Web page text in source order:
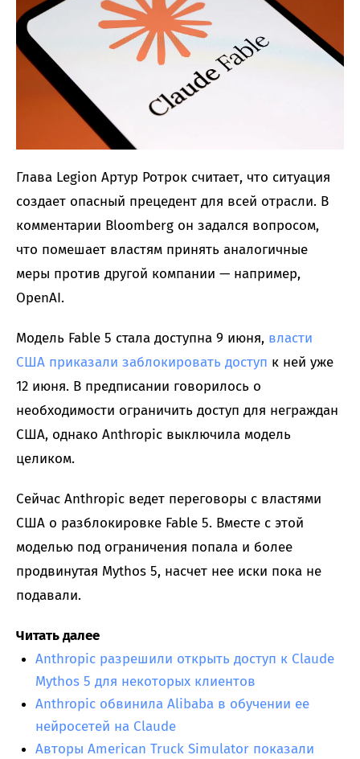
Глава Legion Артур Ротрок считает, что ситуация
создает опасный прецедент для всей отрасли. В
комментарии Bloomberg он задался вопросом,
что помешает властям принять аналогичные
меры против другой компании — например,
OpenAI.
Модель Fable 5 стала доступна 9 июня, власти
США приказали заблокировать доступ к ней уже
12 июня. В предписании говорилось о
необходимости ограничить доступ для неграждан
США, однако Anthropic выключила модель
целиком.
Сейчас Anthropic ведет переговоры с властями
США о разблокировке Fable 5. Вместе с этой
моделью под ограничения попала и более
продвинутая Mythos 5, насчет нее иски пока не
подавали.
Читать далее
Anthropic разрешили открыть доступ к Claude
Mythos 5 для некоторых клиентов
Anthropic обвинила Alibaba в обучении ее
нейросетей на Claude
Авторы American Truck Simulator показали